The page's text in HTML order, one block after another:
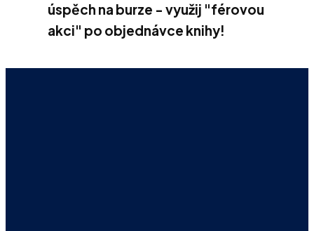
úspěch na burze - využij "férovou
akci" po objednávce knihy!